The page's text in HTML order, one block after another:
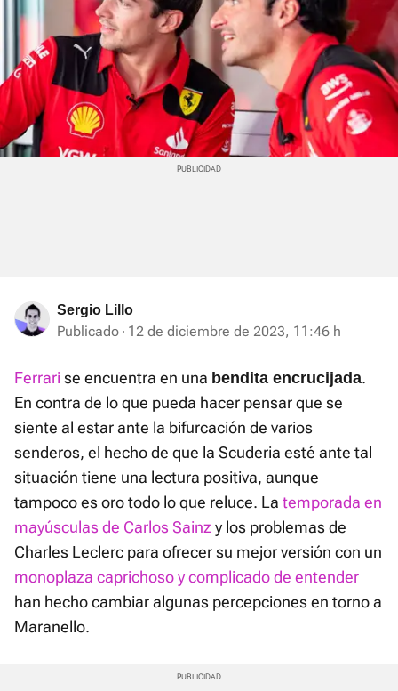
Sergio Lillo
Publicado 12 de diciembre de 2023, 11:46 h
Ferrari se encuentra en una bendita encrucijada.
En contra de lo que pueda hacer pensar que se
siente al estar ante la bifurcación de varios
senderos, el hecho de que la Scuderia esté ante tal
situación tiene una lectura positiva, aunque
tampoco es oro todo lo que reluce. La temporada en
mayúsculas de Carlos Sainz y los problemas de
Charles Leclerc para ofrecer su mejor versión con un
monoplaza caprichoso y complicado de entender
han hecho cambiar algunas percepciones en torno a
Maranello.